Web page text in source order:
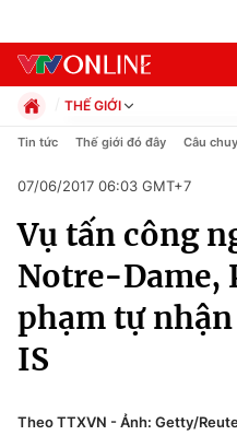
Chuyên mục
Chính trị
Xã hội
THẾ GIỚI
Chính trị
Pháp luật
Kinh tế
Thể thao
Truyền hình
Văn hóa - Giải trí
Giáo dục
Tin tức Thế giới đó đây Câu
07/06/2017 06:03 GMT+7
Vụ tấn công
Notre-Dame,
phạm tự
IS
Theo TTXVN - Ảnh: Getty/